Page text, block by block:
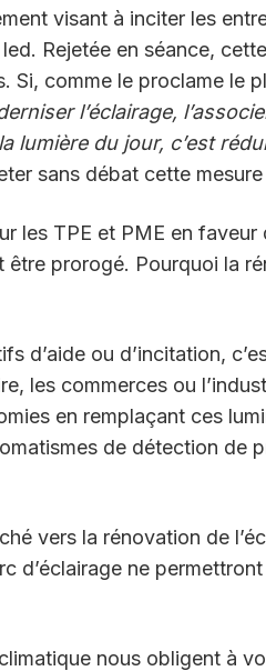
visant à inciter les
Rejetée en séance,
Si, comme le proclame le
l’éclairage,
lumière du jour, c’est
sans débat cette
les TPE et PME en
prorogé. Pourquoi la
d’aide ou d’incitation,
les commerces ou
en remplaçant ces
de détection de
vers la rénovation de
d’éclairage ne
nous obligent à